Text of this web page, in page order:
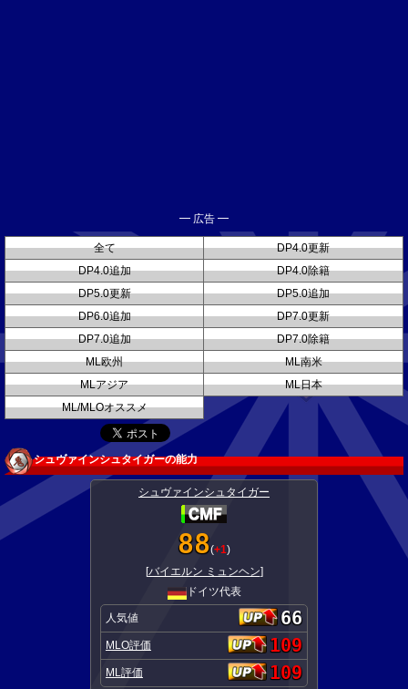
━ 広告 ━
全て
DP4.0更新
DP4.0追加
DP4.0除籍
DP5.0更新
DP5.0追加
DP6.0追加
DP7.0更新
DP7.0追加
DP7.0除籍
ML欧州
ML南米
MLアジア
ML日本
ML/MLOオススメ
シュヴァインシュタイガーの能力
シュヴァインシュタイガー
88(+1)
[バイエルン ミュンヘン]
ドイツ代表
人気値 66
MLO評価 109
ML評価 109